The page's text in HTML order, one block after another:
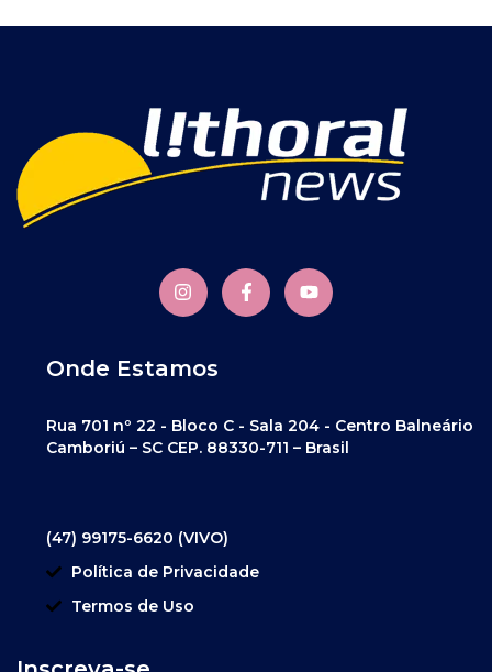
Onde Estamos
Rua 701 nº 22 - Bloco C - Sala 204 - Centro Balneário
Camboriú – SC CEP. 88330-711 – Brasil
(47) 99175-6620 (VIVO)
Política de Privacidade
Termos de Uso